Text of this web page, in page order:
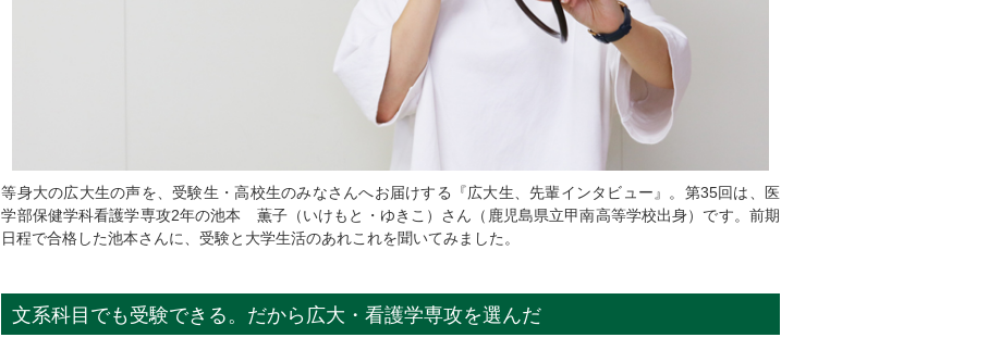
等身大の広大生の声を、受験生・高校生のみなさんへお届けする『広大生、先輩インタビュー』。第35回は、医
学部保健学科看護学専攻2年の池本 薫子（いけもと・ゆきこ）さん（鹿児島県立甲南高等学校出身）です。前期
日程で合格した池本さんに、受験と大学生活のあれこれを聞いてみました。
文系科目でも受験できる。だから広大・看護学専攻を選んだ